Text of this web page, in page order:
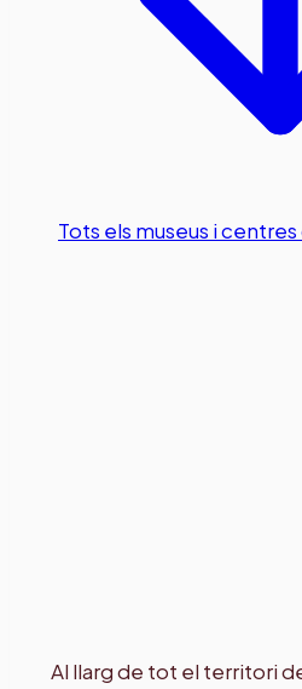
Tots els museus i
Al llarg de tot el territori